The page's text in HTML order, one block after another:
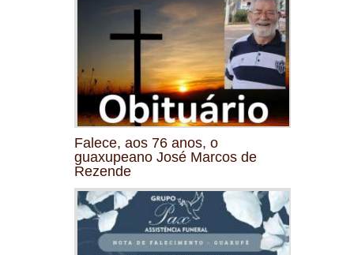
Falece, aos 76 anos, o
guaxupeano José Marcos de
Rezende